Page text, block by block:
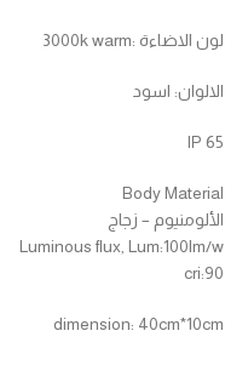
لون الاضاءة :3000k warm
الالوان: اسود
IP 65
Body Material
الألومنيوم – زجاج
Luminous flux, Lum:100lm/w
cri:90
dimension: 40cm*10cm